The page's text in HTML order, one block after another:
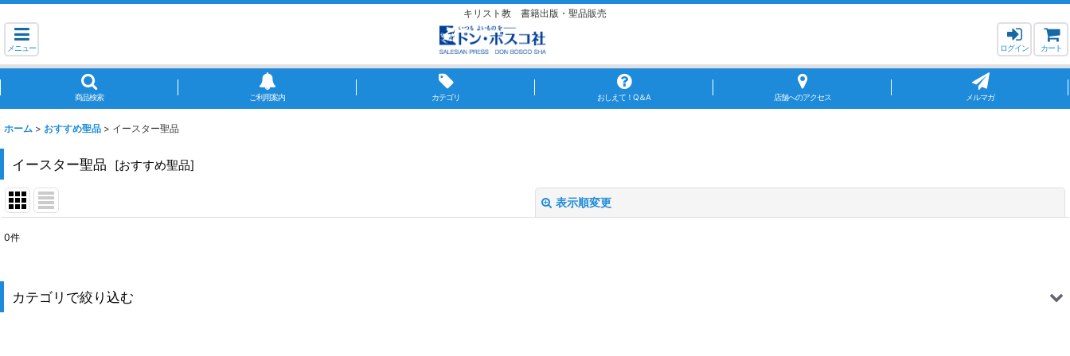
キリスト教 書籍出版・聖品販売
メニュー ログイン カート
商品検索 ご利用案内 カテゴリ おしえて！Q＆A 店舗へのアクセス メルマガ
ホーム > おすすめ聖品 > イースター聖品
イースター聖品 [おすすめ聖品]
表示順変更
表示数:
0件
カテゴリで絞り込む